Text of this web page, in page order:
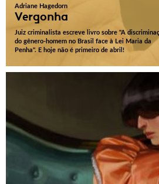
Adriane Hagedorn
Vergonha
Juiz criminalista escreve livro sobre "A
do gênero-homem no Brasil face à Lei Maria da
Penha". E hoje não é primeiro de abril!